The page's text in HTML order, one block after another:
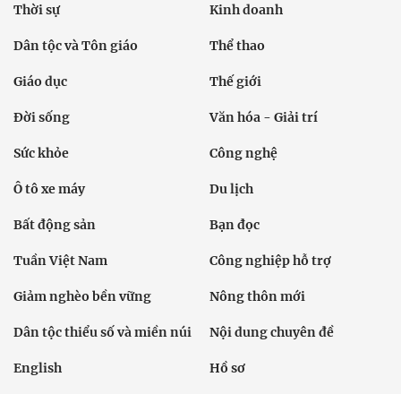
Thời sự Kinh doanh
Dân tộc và Tôn giáo Thể thao
Giáo dục Thế giới
Đời sống Văn hóa - Giải trí
Sức khỏe Công nghệ
Ô tô xe máy Du lịch
Bất động sản Bạn đọc
Tuần Việt Nam Công nghiệp hỗ trợ
Giảm nghèo bền vững Nông thôn mới
Dân tộc thiểu số và miền núi Nội dung chuyên đề
English Hồ sơ